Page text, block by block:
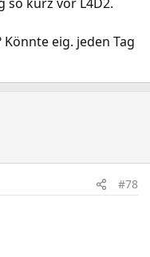
eig. jeden Tag
#78